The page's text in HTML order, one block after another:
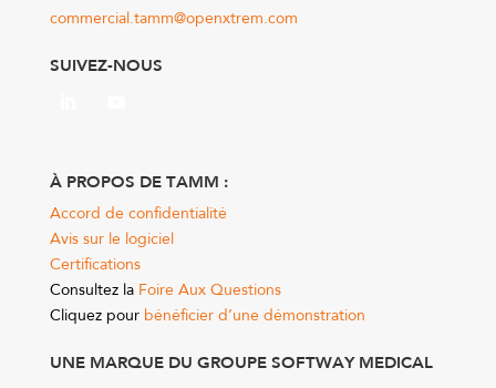
commercial.tamm@openxtrem.com
SUIVEZ-NOUS
ÀPROPOS DE TAMM :
Accord de confidentialité
Avis sur le logiciel
Certifications
Consultez la Foire Aux Questions
Cliquez pour bénéficier d’une démonstration
UNE MARQUE DU GROUPE SOFTWAY MEDICAL